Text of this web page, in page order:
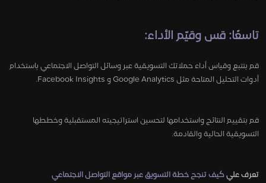
تاسعًا: قس وقيّم الأداء:
قم بتتبع وقياس أداء حملاتك التسويقية عبر وسائل التواصل الاجتماعي باستخدام
أدوات التحليل المتاحة مثل Google Analytics و Facebook Insights.
قم بتقييم النتائج واستخدامها لتحسين استراتيجيته المستقبلية وخططها
التسويقية الحالية والقادمة.
تعرف علي كيف تنجح خطة التسويق عبر مواقع التواصل الاجتماعي